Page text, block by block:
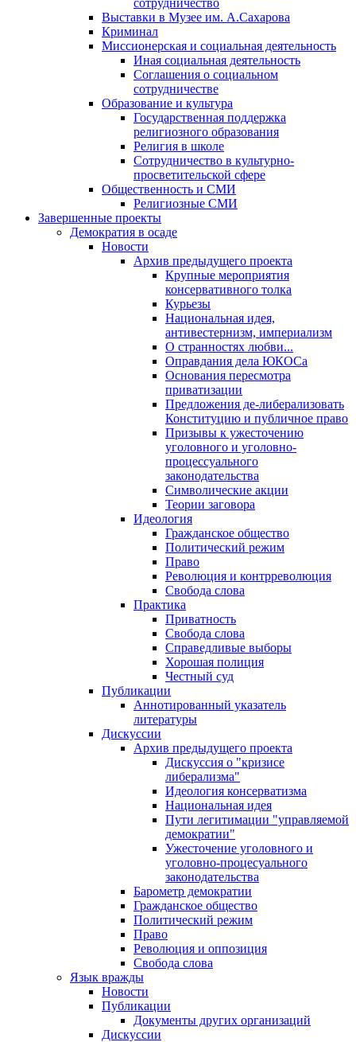
сотрудничество
Выставки в Музее им. А.Сахарова
Криминал
Миссионерская и социальная деятельность
Иная социальная деятельность
Соглашения о социальном
сотрудничестве
Образование и культура
Государственная поддержка
религиозного образования
Религия в школе
Сотрудничество в культурно-
просветительской сфере
Общественность и СМИ
Религиозные СМИ
Завершенные проекты
Демократия в осаде
Новости
Архив предыдущего проекта
Крупные мероприятия
консервативного толка
Курьезы
Национальная идея,
антивестернизм, империализм
О странностях любви...
Оправдания дела ЮКОСа
Основания пересмотра
приватизации
Предложения де-либерализовать
Конституцию и публичное право
Призывы к ужесточению
уголовного и уголовно-
процессуального
законодательства
Символические акции
Теории заговора
Идеология
Гражданское общество
Политический режим
Право
Революция и контрреволюция
Свобода слова
Практика
Приватность
Свобода слова
Справедливые выборы
Хорошая полиция
Честный суд
Публикации
Аннотированный указатель
литературы
Дискуссии
Архив предыдущего проекта
Дискуссия о "кризисе
либерализма"
Идеология консерватизма
Национальная идея
Пути легитимации "управляемой
демократии"
Ужесточение уголовного и
уголовно-процесуального
законодательства
Барометр демократии
Гражданское общество
Политический режим
Право
Революция и оппозиция
Свобода слова
Язык вражды
Новости
Публикации
Документы других организаций
Дискуссии